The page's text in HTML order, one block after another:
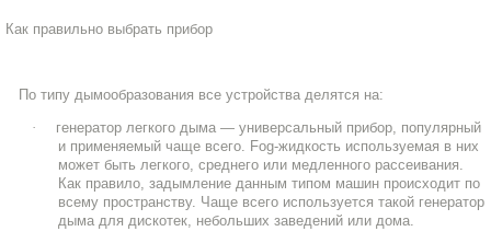
Как правильно выбрать прибор
По типу дымообразования все устройства делятся на:
·
генератор легкого дыма — универсальный прибор, популярный
и применяемый чаще всего.
Fog-жидкость используемая в них
может быть легкого, среднего или медленного рассеивания.
Как правило, задымление данным типом машин происходит по
всему пространству. Чаще всего используется такой генератор
дыма для дискотек, небольших заведений или дома.